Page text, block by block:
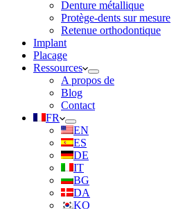
Denture métallique
Protège-dents sur mesure
Retenue orthodontique
Implant
Placage
Ressources
A propos de
Blog
Contact
FR
EN
ES
DE
IT
BG
DA
KO